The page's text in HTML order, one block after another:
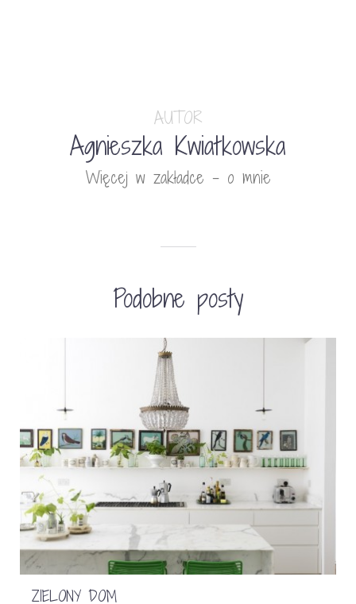
AUTOR
Agnieszka Kwiatkowska
Więcej w zakładce - o mnie
Podobne posty
ZIELONY DOM